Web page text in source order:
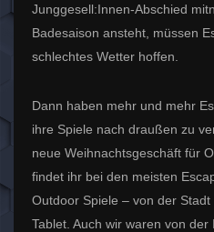
Junggesell:Innen-Abschied
Badesaison ansteht, müssen
schlechtes Wetter hoffen.
Dann haben mehr und mehr
ihre Spiele nach draußen zu
neue Weihnachtsgeschäft für
findet ihr bei den meisten
Outdoor Spiele – von der
Tablet. Auch wir waren von